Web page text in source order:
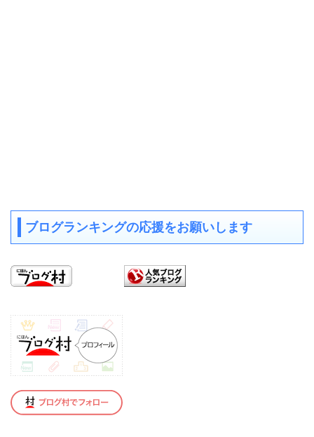
ブログランキングの応援をお願いします